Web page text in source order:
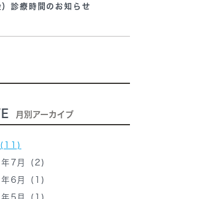
）診療時間のお知らせ
月別アーカイブ
7月 (2)
6月 (1)
5月 (1)